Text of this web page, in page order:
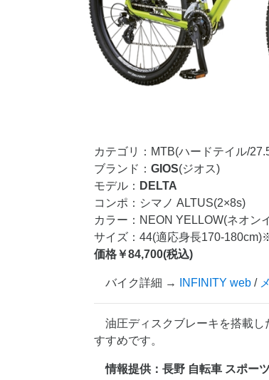
カテゴリ：MTB(ハードテイル/
ブランド： GIOS(ジオス)
モデル： DELTA
コンポ：シマノ ALTUS(2×8s)
カラー：NEON YELLOW(ネオン
サイズ：44(適応身長170-
価格￥84,700(税込)
バイク詳細 → INFINITY web /
油圧ディスクブレーキを搭載
すすめです。
情報提供：長野 自転車 スポー